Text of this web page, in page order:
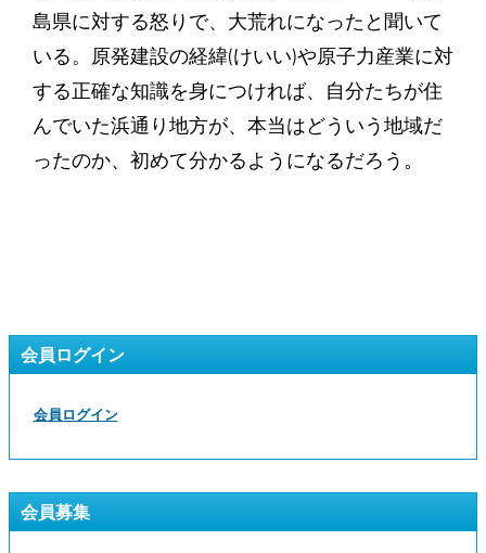
島県に対する怒りで、大荒れになったと聞いて
いる。原発建設の経緯(けいい)や原子力産業に対
する正確な知識を身につければ、自分たちが住
んでいた浜通り地方が、本当はどういう地域だ
ったのか、初めて分かるようになるだろう。
会員ログイン
会員ログイン
会員募集